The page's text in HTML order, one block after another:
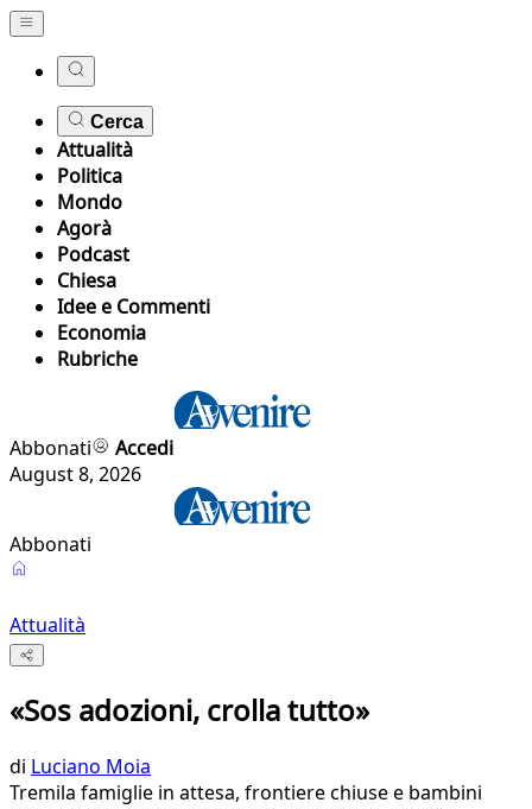
Cerca
Attualità
Politica
Mondo
Agorà
Podcast
Chiesa
Idee e Commenti
Economia
Rubriche
Abbonati
Accedi
August 8, 2026
Abbonati
Attualità
«Sos adozioni, crolla tutto»
di Luciano Moia
Tremila famiglie in attesa, frontiere chiuse e bambini